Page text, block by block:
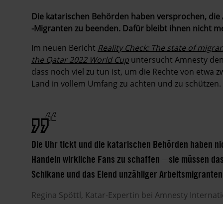
Die katarischen Behörden haben versprochen,
-Migranten zu beenden. Dafür bleibt ihnen nicht
Im neuen Bericht Reality Check: The state of
the Qatar 2022 World Cup untersucht Amnesty den
dass noch viel zu tun ist, um die Rechte von
Land in vollem Umfang zu achten und zu schützen.
Die Uhr tickt und die katarischen Behörden haben
Handeln wirkliche Fans zu schaffen – sie müssen
Schikane und das Elend unzähliger
Regina Spöttl Katar-Expertin bei Amnesty